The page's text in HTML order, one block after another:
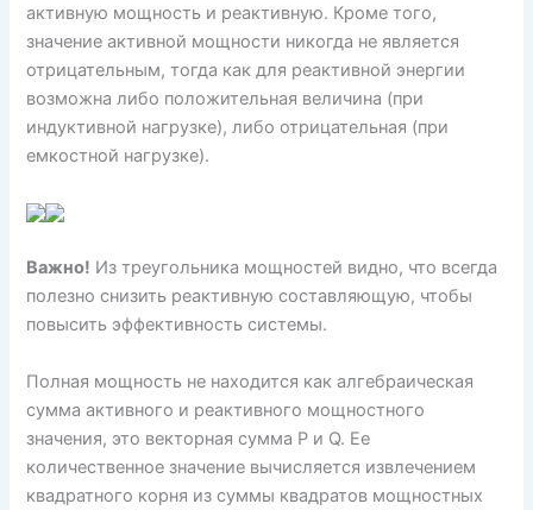
активную мощность и реактивную. Кроме того,
значение активной мощности никогда не является
отрицательным, тогда как для реактивной энергии
возможна либо положительная величина (при
индуктивной нагрузке), либо отрицательная (при
емкостной нагрузке).
Важно! Из треугольника мощностей видно, что всегда
полезно снизить реактивную составляющую, чтобы
повысить эффективность системы.
Полная мощность не находится как алгебраическая
сумма активного и реактивного мощностного
значения, это векторная сумма P и Q. Ее
количественное значение вычисляется извлечением
квадратного корня из суммы квадратов мощностных